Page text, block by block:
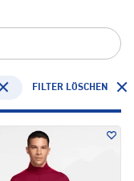
FILTER LÖSCHEN